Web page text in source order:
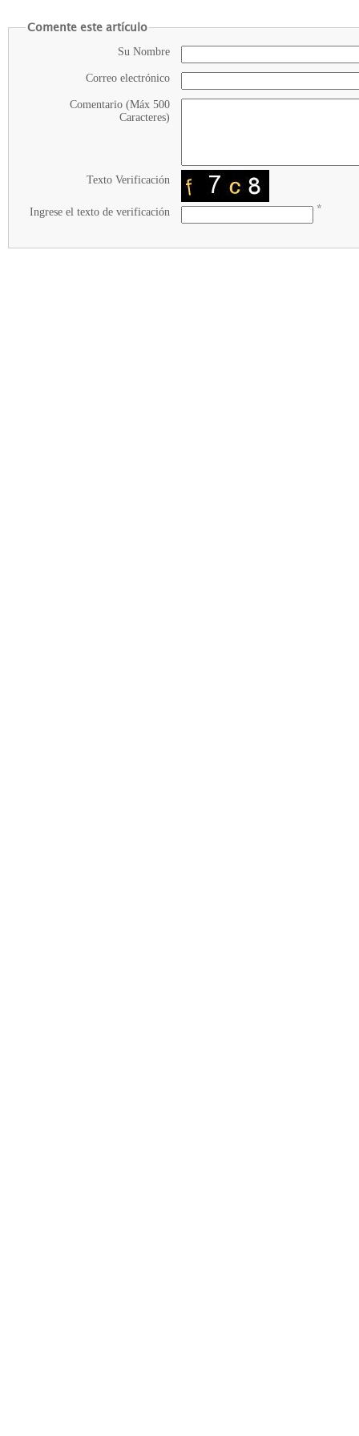
Comente este artículo
Su Nombre
Correo electrónico
Comentario (Máx 500
Caracteres)
Texto Verificación
Ingrese el texto de verificación *